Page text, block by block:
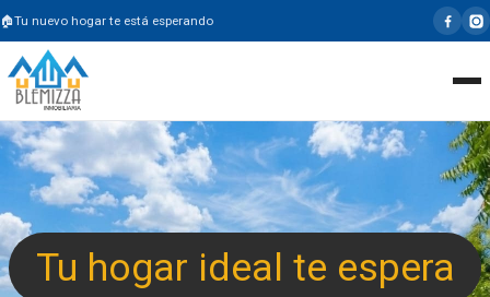
Tu nuevo hogar te está esperando
Tu hogar ideal te espera